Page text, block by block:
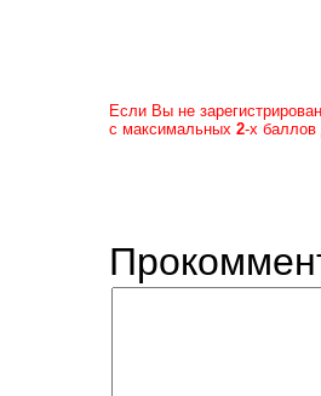
Если Вы не
с максимальных 2-х баллов